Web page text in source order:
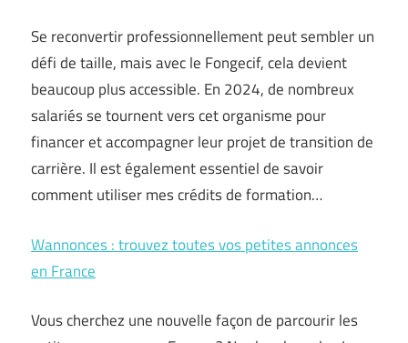
Se reconvertir professionnellement peut sembler un
défi de taille, mais avec le Fongecif, cela devient
beaucoup plus accessible. En 2024, de nombreux
salariés se tournent vers cet organisme pour
financer et accompagner leur projet de transition de
carrière. Il est également essentiel de savoir
comment utiliser mes crédits de formation…
Wannonces : trouvez toutes vos petites annonces
en France
Vous cherchez une nouvelle façon de parcourir les